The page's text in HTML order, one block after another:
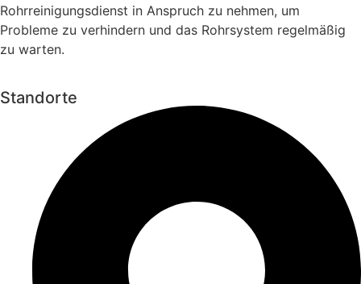
Rohrreinigungsdienst in Anspruch zu nehmen, um
Probleme zu verhindern und das Rohrsystem regelmäßig
zu warten.
Standorte